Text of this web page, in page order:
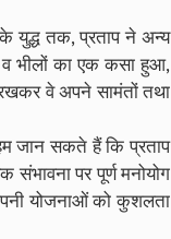
युद्ध तक, प्रताप ने अन्य
व भीलों का एक कसा हुआ,
रखकर वे अपने सामंतों तथा
जान सकते हैं कि प्रताप
संभावना पर पूर्ण मनोयोग
योजनाओं को कुशलता